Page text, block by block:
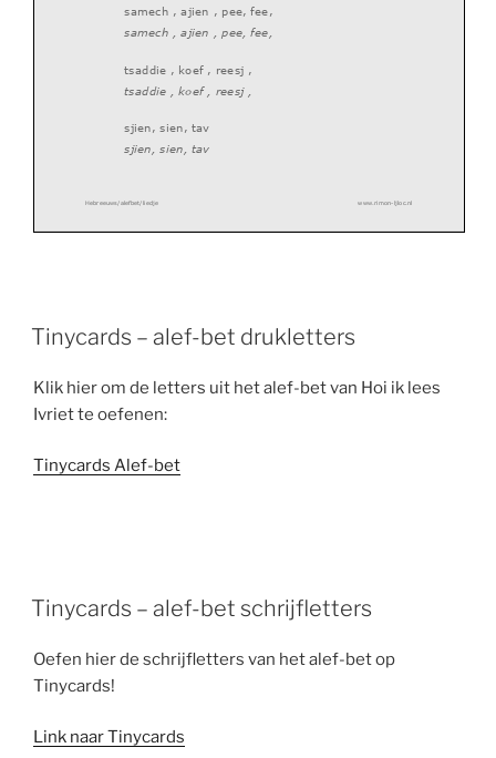
Hebreeuws/alefbet/liedje www.rimon ljloc.nl
samech , ajien , pee, fee,
samech , ajien , pee, fee,
tsaddie
, koef , reesj ,
tsaddie , koef , reesj ,
sjien, sien, tav
sjien, sien, tav
Tinycards – alef-bet drukletters
Klik hier om de letters uit het alef-bet van Hoi ik lees
Ivriet te oefenen:
Tinycards Alef-bet
Tinycards – alef-bet schrijfletters
Oefen hier de schrijfletters van het alef-bet op
Tinycards!
Link naar Tinycards